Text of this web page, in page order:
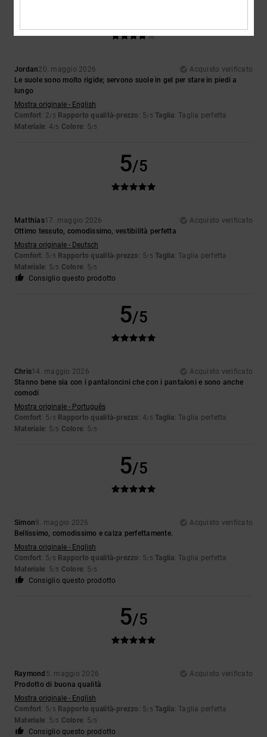
Jordan20. maggio 2026
Acquisto verificato
Le suole sono molto rigide; servono suole in gel per stare in piedi a
lungo
Mostra originale - English
Comfort: 2/5 Rapporto qualità-prezzo : 5/5 Taglia: Taglia perfetta
Materiale: 4/5 Colore: 5/5
5/5
Matthias17. maggio 2026
Acquisto verificato
Ottimo tessuto, comodissimo, vestibilità perfetta
Mostra originale - Deutsch
Comfort: 5/5 Rapporto qualità-prezzo : 5/5 Taglia: Taglia perfetta
Materiale: 5/5 Colore: 5/5
Consiglio questo prodotto
5/5
Chris14. maggio 2026
Acquisto verificato
Stanno bene sia con i pantaloncini che con i pantaloni e sono anche
comodi
Mostra originale - Português
Comfort: 5/5 Rapporto qualità-prezzo : 4/5 Taglia: Taglia perfetta
Materiale: 5/5 Colore: 5/5
5/5
Simon9. maggio 2026
Acquisto verificato
Bellissimo, comodissimo e calza perfettamente.
Mostra originale - English
Comfort: 5/5 Rapporto qualità-prezzo : 5/5 Taglia: Taglia perfetta
Materiale: 5/5 Colore: 5/5
Consiglio questo prodotto
5/5
Raymond 5. maggio 2026
Acquisto verificato
Prodotto di buona qualità
Mostra originale - English
Comfort: 5/5 Rapporto qualità-prezzo : 5/5 Taglia: Taglia perfetta
Materiale: 5/5 Colore: 5/5
Consiglio questo prodotto